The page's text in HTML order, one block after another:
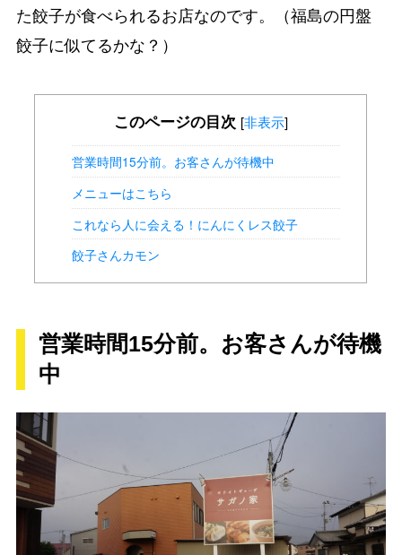
た餃子が食べられるお店なのです。（福島の円盤
餃子に似てるかな？）
このページの目次 [非表示]
営業時間15分前。お客さんが待機中
メニューはこちら
これなら人に会える！にんにくレス餃子
餃子さんカモン
営業時間15分前。お客さんが待機
中